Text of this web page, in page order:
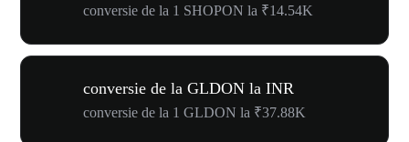
conversie de la 1 SHOPON la ₹14.54K
conversie de la GLDON la INR
conversie de la 1 GLDON la ₹37.88K